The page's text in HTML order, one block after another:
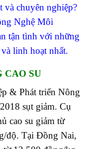
và chuyên nghiệp?
Nghệ Môi
tận tình với những
linh hoạt nhất.
CAO SU
& Phát triển Nông
sụt giảm. Cụ
cao su giảm từ
độ. Tại Đồng Nai,